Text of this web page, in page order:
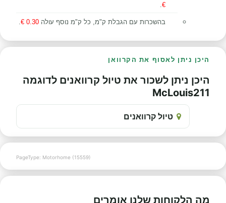
€
בהשכרות עם הגבלת ק"מ, כל ק"מ נוסף עולה 0.30 €
היכן ניתן לאסוף את הקרוואן
היכן ניתן לשכור את טיול קרוואנים לדוגמה
McLouis211
טיול קרוואנים
PageType: Motorhome (15559)
מה הלקוחות שלנו אומרים